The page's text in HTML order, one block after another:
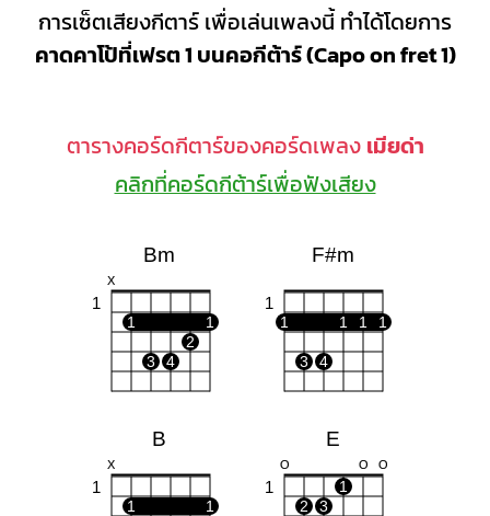
การเซ็ตเสียงกีตาร์ เพื่อเล่นเพลงนี้ ทำได้โดยการ
คาดคาโป้ที่เฟรต 1 บนคอกีต้าร์ (Capo on fret 1)
ตารางคอร์ดกีตาร์ของคอร์ดเพลง เมียด่า
คลิกที่คอร์ดกีต้าร์เพื่อฟังเสียง
Bm
X
1
1
1
2
3
4
F#m
1
1 1 1 1
3 4
B
X
1
1 1
E
O O O
1
1
2
3